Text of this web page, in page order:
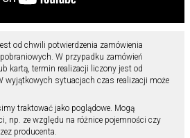
od chwili potwierdzenia zamówienia
W przypadku zamówień
kartą, termin realizacji liczony jest od
wyjątkowych sytuacjach czas realizacji może
traktować jako poglądowe. Mogą
np. ze względu na różnice pojemności czy
producenta.